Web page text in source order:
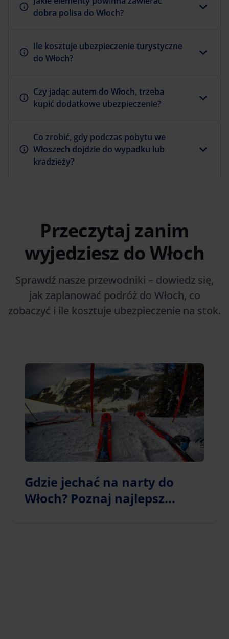
dobra polisa do Włoch?
Ile kosztuje ubezpieczenie turystyczne
do Włoch?
Czy jadąc autem do Włoch, trzeba
kupić dodatkowe ubezpieczenie?
Co zrobić, gdy podczas pobytu we
Włoszech dojdzie do wypadku lub
kradzieży?
Przeczytaj zanim
wyjedziesz do Włoch
Sprawdź nasze przewodniki – dowiedz się,
jak zaplanować podróż do Włoch, co
zobaczyć i ile kosztuje ubezpieczenie na stok.
Gdzie jechać na narty do
Włoch? Poznaj najlepsz...